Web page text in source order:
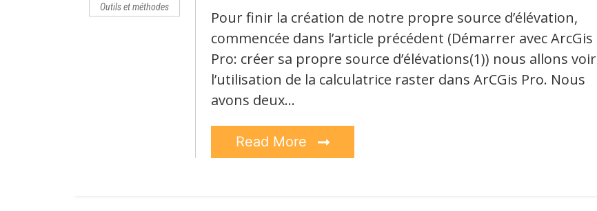
Outils et méthodes
Pour finir la création de notre propre source d’élévation,
commencée dans l’article précédent (Démarrer avec ArcGis
Pro: créer sa propre source d’élévations(1)) nous allons voir
l’utilisation de la calculatrice raster dans ArCGis Pro. Nous
avons deux…
Read More